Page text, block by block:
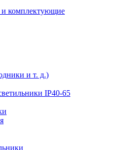
и комплектующие
и т. д.)
IP40-65